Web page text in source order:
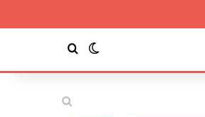
الوضع المظلم
بحث عن